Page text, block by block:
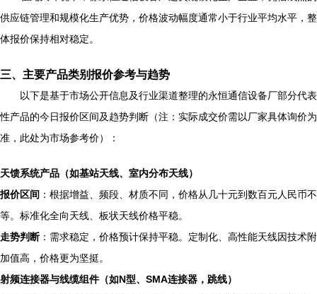
供应链管理和规模化生产优势，价格波动幅度通常小于行业平均水平，整
体报价保持相对稳定。
三、主要产品类别报价参考与趋势
以下是基于市场公开信息及行业渠道整理的永恒通信设备厂部分代表
性产品的今日报价区间及趋势判断（注：实际成交价需以厂家具体询价为
准，此处为市场参考价）：
天馈系统产品（如基站天线、室内分布天线）
报价区间 ：根据增益、频段、材质不同，价格从几十元到数百元人民币不
等。标准化全向天线、板状天线价格平稳。
走势判断 ：需求稳定，价格预计保持平稳。定制化、高性能天线因技术附
加值高，价格更为坚挺。
射频连接器与线缆组件（如N型、SMA连接器，跳线）